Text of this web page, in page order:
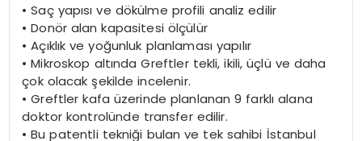
•Saç yapısı ve dökülme profili analiz edilir
•Donör alan kapasitesi ölçülür
•Açıklık ve yoğunluk planlaması yapılır
•Mikroskop altında Greftler tekli, ikili, üçlü ve daha
çok olacak şekilde incelenir.
•Greftler kafa üzerinde planlanan 9 farklı alana
doktor kontrolünde transfer edilir.
•Bu patentli tekniği bulan ve tek sahibi İstanbul